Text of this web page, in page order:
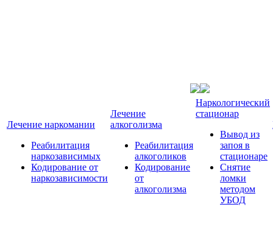
Лечение наркомании
Реабилитация
наркозависимых
Кодирование от
наркозависимости
Лечение
алкоголизма
Реабилитация
алкоголиков
Кодирование
от
алкоголизма
Наркологический
стационар
Вывод из
запоя в
стационаре
Снятие
ломки
методом
УБОД